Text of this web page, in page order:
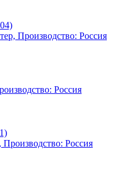
Производство: Россия
Россия
Россия